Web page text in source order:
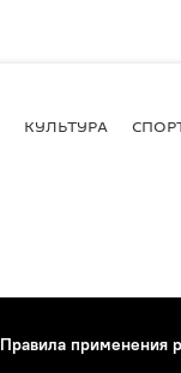
КУЛЬТУРА
Правила применения